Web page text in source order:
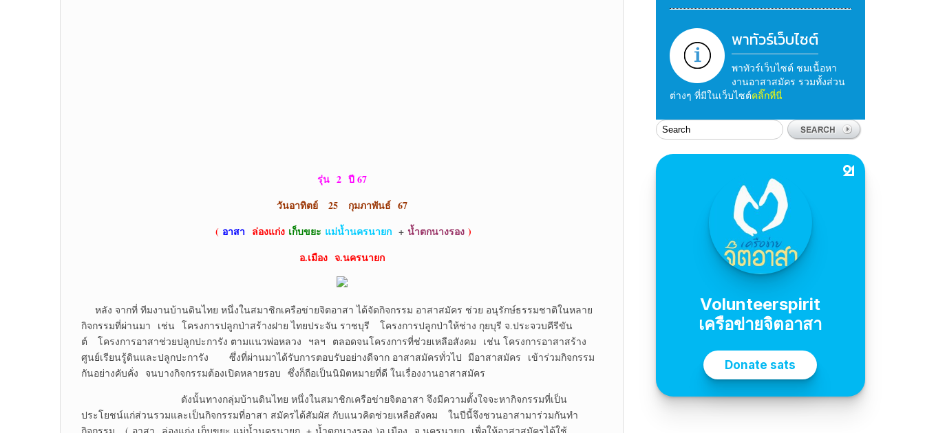
รุ่น2 ปี 67
วันอาทิตย์25 กุมภาพันธ์ 67
( อาสา ล่องแก่ง เก็บขยะ แม่น้ำนครนายก + น้ำตกนางรอง )
อ.เมือง จ.นครนายก
หลัง จากที่ ทีมงานบ้านดินไทย หนึ่งในสมาชิกเครือข่ายจิตอาสา ได้จัดกิจกรรม อาสาสมัคร ช่วย อนุรักษ์ธรรมชาติในหลาย
กิจกรรมที่ผ่านมา เช่น โครงการปลูกป่าสร้างฝาย ไทยประจัน ราชบุรี โครงการปลูกป่าให้ช่าง กุยบุรี จ.ประจวบคีรีขัน
ต์ โครงการอาสาช่วยปลูกปะการัง ตามแนวพ่อหลวง ฯลฯ ตลอดจนโครงการที่ช่วยเหลือสังคม เช่น โครงการอาสาสร้าง
ศูนย์เรียนรู้ดินและปลูกปะการัง ซึ่งที่ผ่านมาได้รับการตอบรับอย่างดีจาก อาสาสมัครทั่วไป มีอาสาสมัคร เข้าร่วมกิจกรรม
กันอย่างคับคั่ง จนบางกิจกรรมต้องเปิดหลายรอบ ซึ่งก็ถือเป็นนิมิตหมายที่ดี ในเรื่องงานอาสาสมัคร
ดังนั้นทางกลุ่มบ้านดินไทย หนึ่งในสมาชิกเครือข่ายจิตอาสา จึงมีความตั้งใจจะหากิจกรรมที่เป็น
ประโยชน์แก่ส่วนรวมและเป็นกิจกรรมที่อาสา สมัครได้สัมผัส กับแนวคิดช่วยเหลือสังคม ในปีนี้จึงชวนอาสามาร่วมกันทำ
พาทัวร์เว็บไซต์
พาทัวร์เว็บไซต์ ชมเนื้อหา
งานอาสาสมัคร รวมทั้งส่วน
ต่างๆ ที่มีในเว็บไซต์คลิ๊กที่นี่